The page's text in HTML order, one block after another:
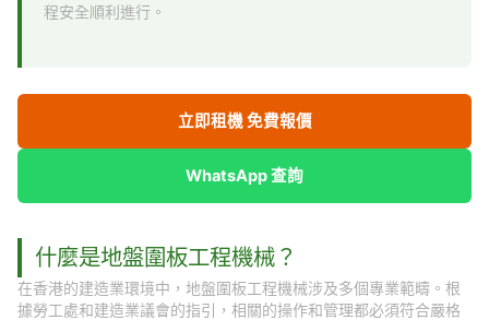
程安全順利進行。
立即租機 免費報價
WhatsApp 查詢
什麼是地盤圍板工程機械？
在香港的建造業環境中，地盤圍板工程機械涉及多個專業範疇。根
據勞工處和建造業議會的指引，相關的操作和管理都必須符合嚴格